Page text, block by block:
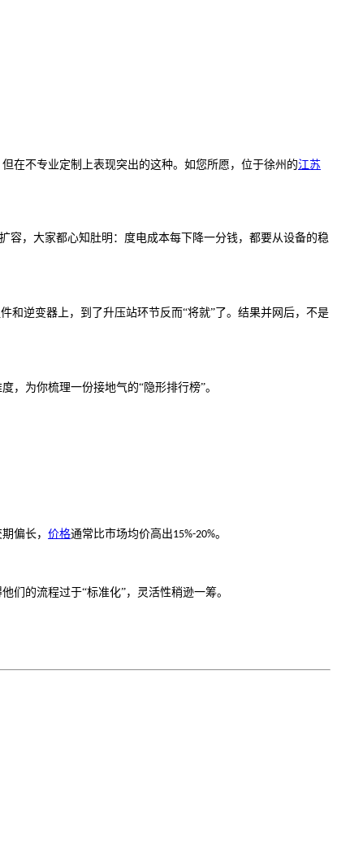
在不专业定制上表现突出的这种。如您所愿，位于徐州的江苏
容，大家都心知肚明：度电成本每下降一分钱，都要从设备的稳
逆变器上，到了升压站环节反而“将就”了。结果并网后，不是
，为你梳理一份接地气的“隐形排行榜”。
偏长， 价格通常比市场均价高出15%-20%。
们的流程过于“标准化”，灵活性稍逊一筹。